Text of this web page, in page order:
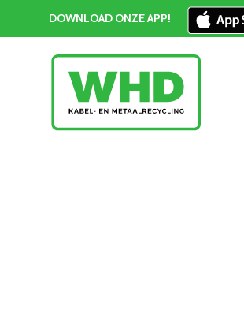
DOWNLOAD ONZE APP!